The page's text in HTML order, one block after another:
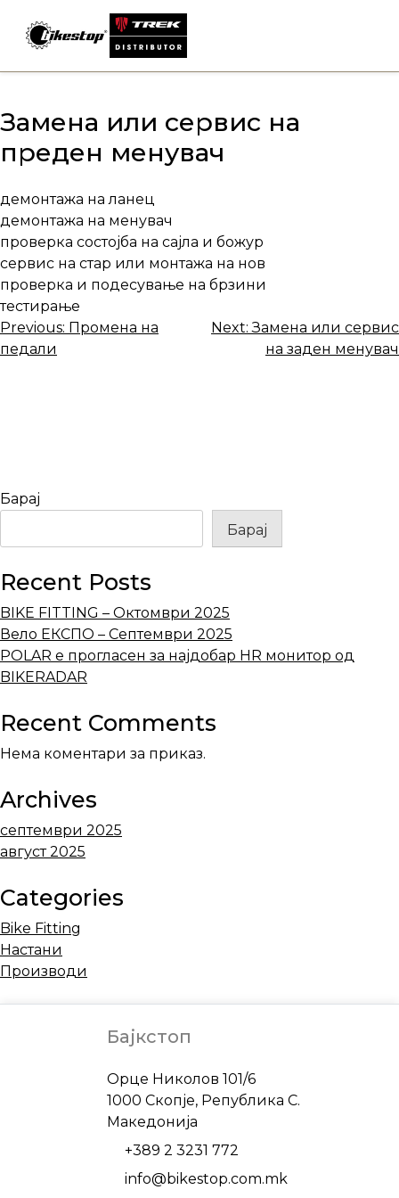
content
Замена или сервис на
преден менувач
демонтажа на ланец
демонтажа на менувач
проверка состојба на сајла и божур
сервис на стар или монтажа на нов
проверка и подесување на брзини
тестирање
Навигација
на
Previous: Промена на
педали
Next: Замена или сервис
на заден менувач
Барај
Барај
Recent Posts
BIKE FITTING – Октомври 2025
Вело ЕКСПО – Септември 2025
POLAR е прогласен за најдобар HR монитор од
BIKERADAR
Recent Comments
Нема коментари за приказ.
Archives
септември 2025
август 2025
Categories
Bike Fitting
Настани
Производи
Бајкстоп
Орце Николов 101/6
1000 Скопје, Република С.
Македонија
Address
+389 2 3231 772
Phone
info@bikestop.com.mk
Email